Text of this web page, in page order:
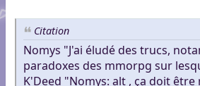
Citation
Nomys "J'ai éludé des trucs,
paradoxes des mmorpg sur
K'Deed "Nomys: alt , ça doit